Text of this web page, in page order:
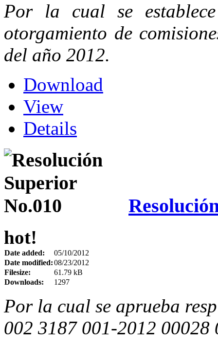
Por la cual se
otorgamiento de
del año 2012.
Download
View
Details
hot!
Date added:
05/10/2012
Date modified:08/23/2012
Filesize:
61.79 kB
Downloads:
1297
Por la cual se aprueba
002 3187 001-2012 00028